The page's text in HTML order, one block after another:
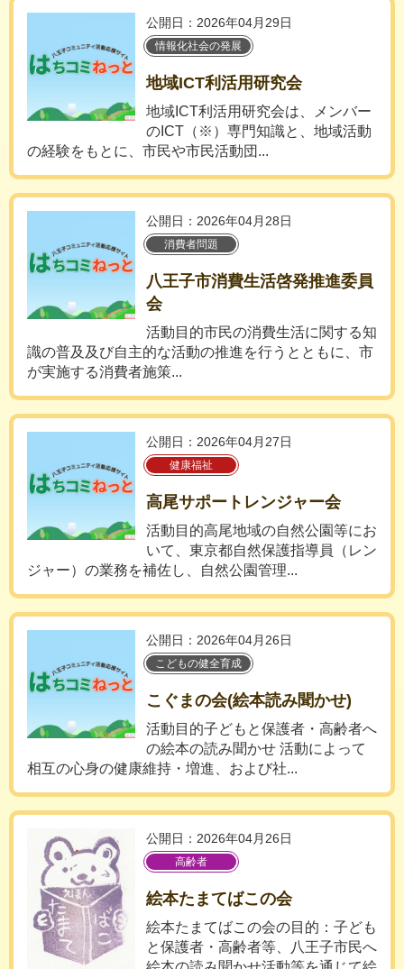
公開日：2026年04月29日
情報化社会の発展
地域ICT利活用研究会
地域ICT利活用研究会は、メンバー
のICT（※）専門知識と、地域活動
の経験をもとに、市民や市民活動団...
公開日：2026年04月28日
消費者問題
八王子市消費生活啓発推進委員
会
活動目的市民の消費生活に関する知
識の普及及び自主的な活動の推進を行うとともに、市
が実施する消費者施策...
公開日：2026年04月27日
健康福祉
高尾サポートレンジャー会
活動目的高尾地域の自然公園等にお
いて、東京都自然保護指導員（レン
ジャー）の業務を補佐し、自然公園管理...
公開日：2026年04月26日
こどもの健全育成
こぐまの会(絵本読み聞かせ)
活動目的子どもと保護者・高齢者へ
の絵本の読み聞かせ 活動によって
相互の心身の健康維持・増進、および社...
公開日：2026年04月26日
高齢者
絵本たまてばこの会
絵本たまてばこの会の目的：子ども
と保護者・高齢者等、八王子市民へ